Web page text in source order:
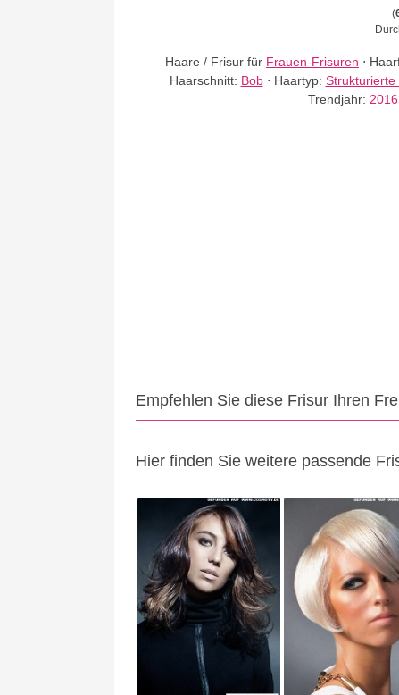
(
Haare / Frisur für Frauen-Frisuren ⋅
Haarschnitt: Bob⋅ Haartyp: Strukturierte
Trendjahr: 2016
Empfehlen Sie diese Frisur Ihren
Hier finden Sie weitere passende